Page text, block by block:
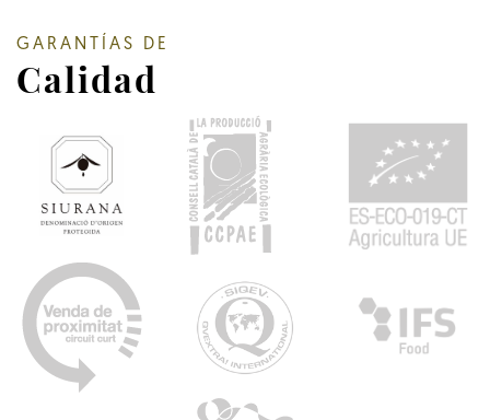
GARANTÍAS DE
Calidad